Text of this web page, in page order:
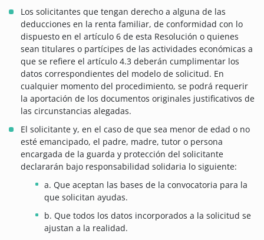
Los solicitantes que tengan derecho a alguna de las
deducciones en la renta familiar, de conformidad con lo
dispuesto en el artículo 6 de esta Resolución o quienes
sean titulares o partícipes de las actividades económicas a
que se refiere el artículo 4.3 deberán cumplimentar los
datos correspondientes del modelo de solicitud. En
cualquier momento del procedimiento, se podrá requerir
la aportación de los documentos originales justificativos de
las circunstancias alegadas.
El solicitante y, en el caso de que sea menor de edad o no
esté emancipado, el padre, madre, tutor o persona
encargada de la guarda y protección del solicitante
declararán bajo responsabilidad solidaria lo siguiente:
a. Que aceptan las bases de la convocatoria para la
que solicitan ayudas.
b. Que todos los datos incorporados a la solicitud se
ajustan a la realidad.